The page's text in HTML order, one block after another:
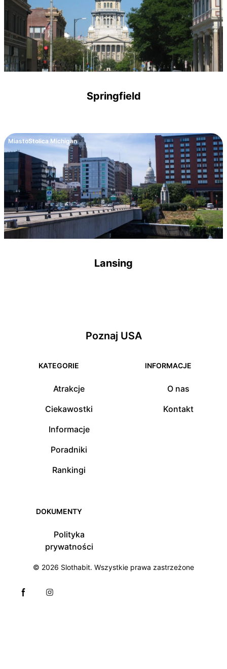
Springfield
MiastoStolica Michigan
Lansing
Poznaj USA
KATEGORIE
Atrakcje
Ciekawostki
Informacje
Poradniki
Rankingi
INFORMACJE
O nas
Kontakt
DOKUMENTY
Polityka
prywatności
© 2026 Slothabit. Wszystkie prawa zastrzeżone
Facebook pageInstagram page